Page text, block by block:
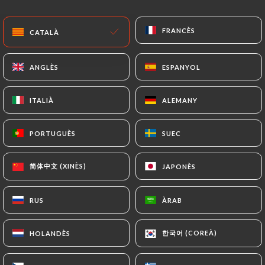
CATALÀ FRANCÈS
ANGLÈS ESPANYOL
ITALIÀ ALEMANY
PORTUGUÈS SUEC
简体中文 (XINÈS) JAPONÈS
RUS ÀRAB
HOLANDÈS 한국어 (COREÀ)
INICI/CONTACTAR
Contactar
DAO Restaurant & Art
CATALÀ FRANCÈS
ANGLÈS ESPANYOL
ITALIÀ ALEMANY
PORTUGUÈS SUEC
简体中文 (XINÈS) JAPONÈS
RUS ÀRAB
HOLANDÈS 한국어 (COREÀ)